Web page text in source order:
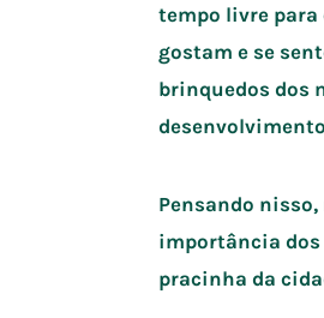
tempo livre para
gostam e se
brinquedos dos
Pensando
importância dos
pracinha da